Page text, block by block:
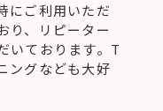
にご利用いただ
り、リピーター
いております。T
ングなども大好